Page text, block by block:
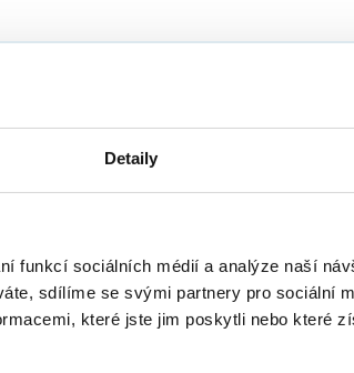
Detaily
funkcí sociálních médií a analýze naší
sdílíme se svými partnery pro sociální
které jste jim poskytli nebo které
projekty, příkladem může být
veřejných vysokých škol v
český ekonom, filozof,